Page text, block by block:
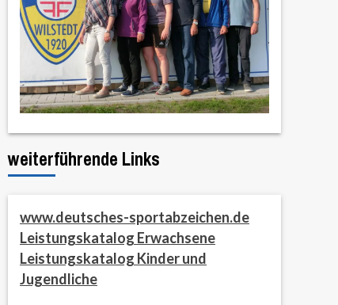
weiterführende Links
www.deutsches-sportabzeichen.de
Leistungskatalog Erwachsene
Leistungskatalog Kinder und
Jugendliche